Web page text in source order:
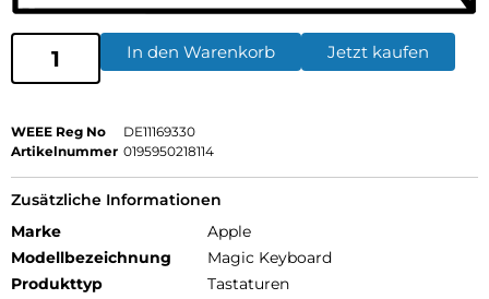
In den Warenkorb Jetzt kaufen
WEEE Reg No
DE11169330
Artikelnummer 0195950218114
Zusätzliche Informationen
Marke
Apple
Modellbezeichnung
Magic Keyboard
Produkttyp
Tastaturen